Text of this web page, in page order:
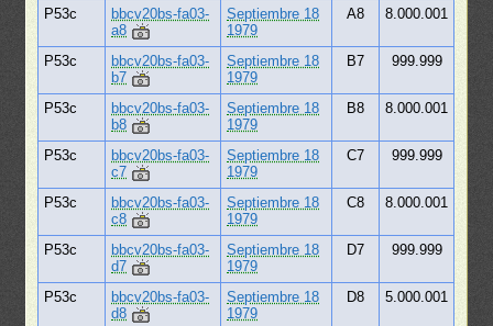
P53c
bbcv20bs-fa03-
a8
Septiembre 18
1979
A8 8.000.001
P53c
bbcv20bs-fa03-
b7
Septiembre 18
1979
B7 999.999
P53c
bbcv20bs-fa03-
b8
Septiembre 18
1979
B8 8.000.001
P53c
bbcv20bs-fa03-
c7
Septiembre 18
1979
C7 999.999
P53c
bbcv20bs-fa03-
c8
Septiembre 18
1979
C8 8.000.001
P53c
bbcv20bs-fa03-
d7
Septiembre 18
1979
D7 999.999
P53c
bbcv20bs-fa03-
d8
Septiembre 18
1979
D8 5.000.001